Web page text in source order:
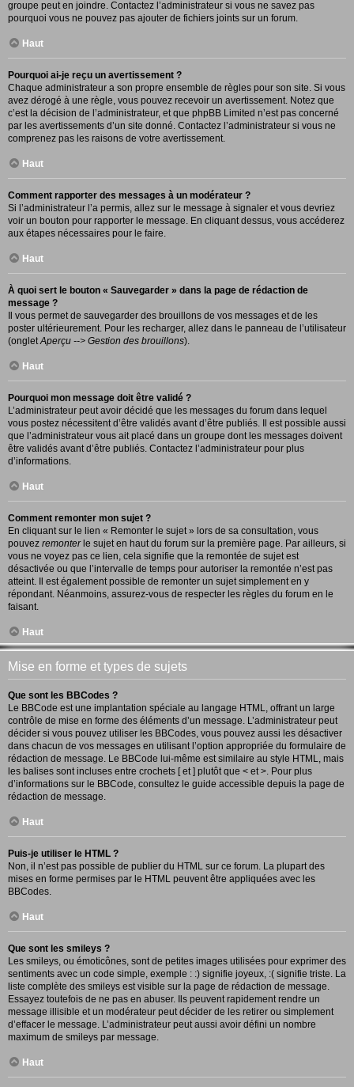
groupe peut en joindre. Contactez l’administrateur si vous ne savez pas
pourquoi vous ne pouvez pas ajouter de fichiers joints sur un forum.
Haut
Pourquoi ai-je reçu un avertissement ?
Chaque administrateur a son propre ensemble de règles pour son site. Si vous
avez dérogé à une règle, vous pouvez recevoir un avertissement. Notez que
c’est la décision de l’administrateur, et que phpBB Limited n’est pas concerné
par les avertissements d’un site donné. Contactez l’administrateur si vous ne
comprenez pas les raisons de votre avertissement.
Haut
Comment rapporter des messages à un modérateur ?
Si l’administrateur l’a permis, allez sur le message à signaler et vous devriez
voir un bouton pour rapporter le message. En cliquant dessus, vous accéderez
aux étapes nécessaires pour le faire.
Haut
À quoi sert le bouton « Sauvegarder » dans la page de rédaction de
message ?
Il vous permet de sauvegarder des brouillons de vos messages et de les
poster ultérieurement. Pour les recharger, allez dans le panneau de l’utilisateur
(onglet Aperçu --> Gestion des brouillons).
Haut
Pourquoi mon message doit être validé ?
L’administrateur peut avoir décidé que les messages du forum dans lequel
vous postez nécessitent d’être validés avant d’être publiés. Il est possible aussi
que l’administrateur vous ait placé dans un groupe dont les messages doivent
être validés avant d’être publiés. Contactez l’administrateur pour plus
d’informations.
Haut
Comment remonter mon sujet ?
En cliquant sur le lien « Remonter le sujet » lors de sa consultation, vous
pouvez remonterle sujet en haut du forum sur la première page. Par ailleurs, si
vous ne voyez pas ce lien, cela signifie que la remontée de sujet est
désactivée ou que l’intervalle de temps pour autoriser la remontée n’est pas
atteint. Il est également possible de remonter un sujet simplement en y
répondant. Néanmoins, assurez-vous de respecter les règles du forum en le
faisant.
Haut
Mise en forme et types de sujets
Que sont les BBCodes ?
Le BBCode est une implantation spéciale au langage HTML, offrant un large
contrôle de mise en forme des éléments d’un message. L’administrateur peut
décider si vous pouvez utiliser les BBCodes, vous pouvez aussi les désactiver
dans chacun de vos messages en utilisant l’option appropriée du formulaire de
rédaction de message. Le BBCode lui-même est similaire au style HTML, mais
les balises sont incluses entre crochets [ et ] plutôt que < et >. Pour plus
d’informations sur le BBCode, consultez le guide accessible depuis la page de
rédaction de message.
Haut
Puis-je utiliser le HTML ?
Non, il n’est pas possible de publier du HTML sur ce forum. La plupart des
mises en forme permises par le HTML peuvent être appliquées avec les
BBCodes.
Haut
Que sont les smileys ?
Les smileys, ou émoticônes, sont de petites images utilisées pour exprimer des
sentiments avec un code simple, exemple : :) signifie joyeux, :( signifie triste. La
liste complète des smileys est visible sur la page de rédaction de message.
Essayez toutefois de ne pas en abuser. Ils peuvent rapidement rendre un
message illisible et un modérateur peut décider de les retirer ou simplement
d’effacer le message. L’administrateur peut aussi avoir défini un nombre
maximum de smileys par message.
Haut